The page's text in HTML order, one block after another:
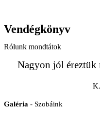
Vendégkönyv
Rólunk mondtátok
Nagyon jól éreztük
Galéria - Szobáink